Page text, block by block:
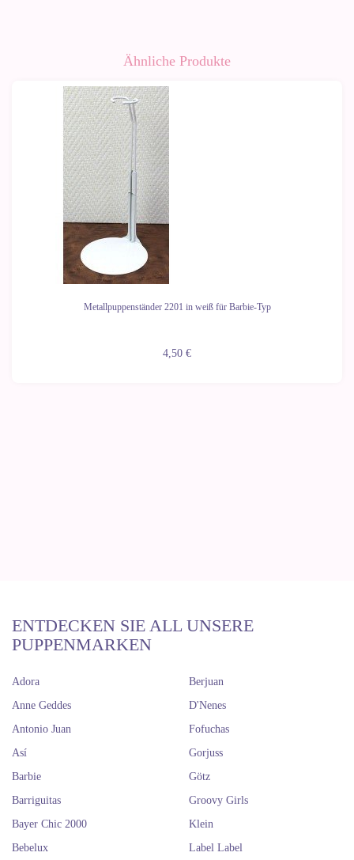
Ähnliche Produkte
Metallpuppenständer 2201 in weiß für Barbie-Typ
4,50 €
ENTDECKEN SIE ALL UNSERE
PUPPENMARKEN
Adora
Anne Geddes
Antonio Juan
Así
Barbie
Barriguitas
Bayer Chic 2000
Bebelux
Berjuan
D'Nenes
Fofuchas
Gorjuss
Götz
Groovy Girls
Klein
Label Label